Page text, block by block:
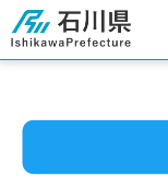
石川県